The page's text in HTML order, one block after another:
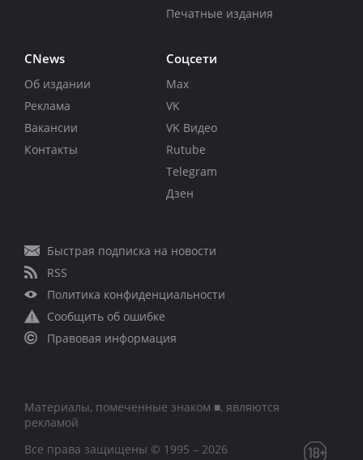
Печатные издания
CNews
Об издании
Реклама
Вакансии
Контакты
Соцсети
Max
VK
VK Видео
Rutube
Telegram
Дзен
Быстрая подписка на новости
RSS
Политика конфиденциальности
Сообщить об ошибке
Правовая информация
Материалы, помеченные знаком ■, являются
рекламой
Все права защищены © 1995 – 2026